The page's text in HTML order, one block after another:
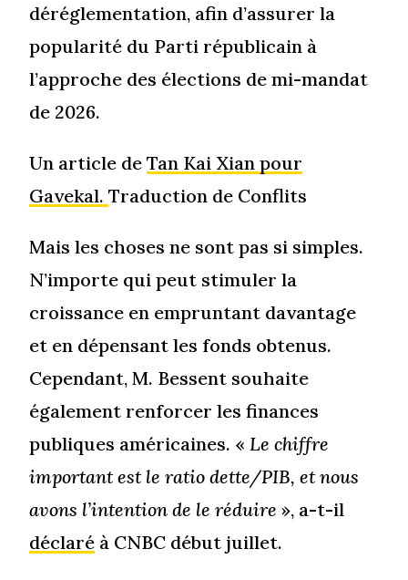
déréglementation, afin d’assurer la
popularité du Parti républicain à
l’approche des élections de mi-mandat
de 2026.
Un article deTan Kai Xian pour
Gavekal.Traduction de Conflits
Mais les choses ne sont pas si simples.
N’importe qui peut stimuler la
croissance en empruntant davantage
et en dépensant les fonds obtenus.
Cependant, M. Bessent souhaite
également renforcer les finances
publiques américaines. « Le chiffre
important est le ratio dette/PIB, et nous
avons l’intention de le réduire», a-t-il
déclaré à CNBC début juillet.